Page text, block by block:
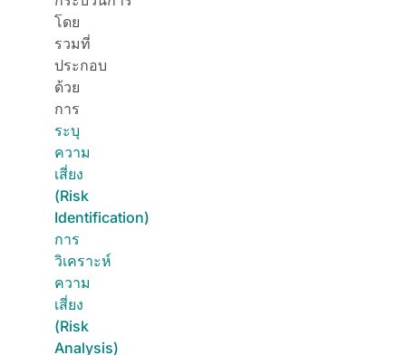
โดย
รวมที่
ประกอบ
ด้วย
การ
ระบุ
ความ
เสี่ยง
(Risk
Identification)
การ
วิเคราะห์
ความ
เสี่ยง
(Risk
Analysis)